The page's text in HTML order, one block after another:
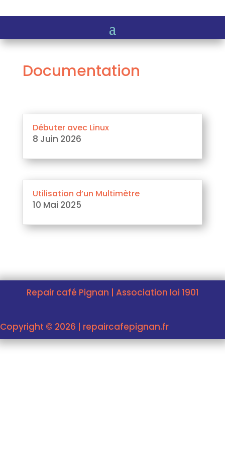
Documentation
Débuter avec Linux
8 Juin 2026
Utilisation d’un Multimètre
10 Mai 2025
Repair café Pignan | Association loi 1901
Copyright © 2026 | repaircafepignan.fr